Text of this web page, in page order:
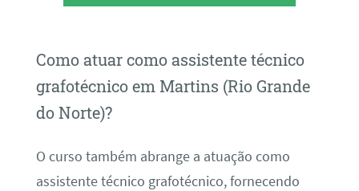
Como atuar como assistente técnico
grafotécnico em Martins (Rio Grande
do Norte)?
O curso também abrange a atuação como
assistente técnico grafotécnico, fornecendo